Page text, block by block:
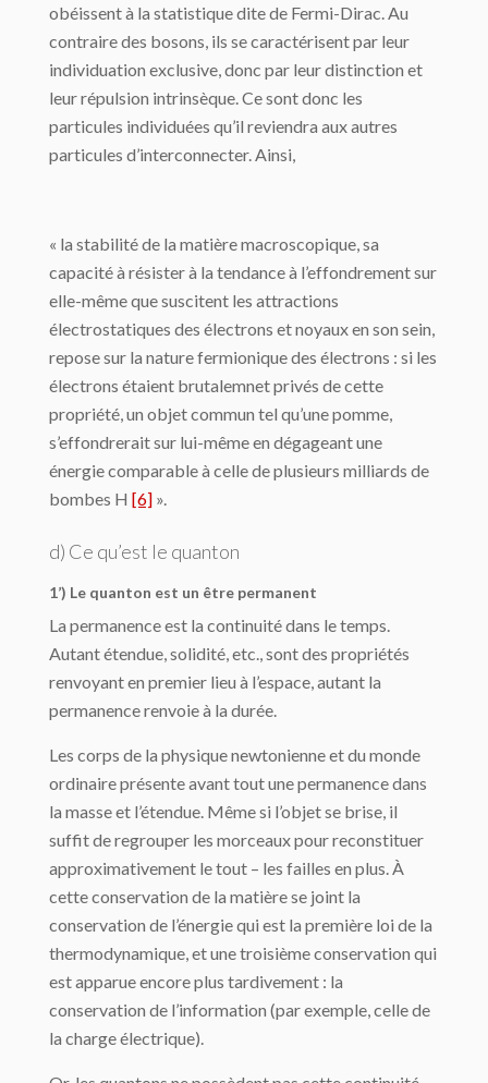
obéissent à la statistique dite de Fermi-Dirac. Au
contraire des bosons, ils se caractérisent par leur
individuation exclusive, donc par leur distinction et
leur répulsion intrinsèque. Ce sont donc les
particules individuées qu’il reviendra aux autres
particules d’interconnecter. Ainsi,
« la stabilité de la matière macroscopique, sa
capacité à résister à la tendance à l’effondrement sur
elle-même que suscitent les attractions
électrostatiques des électrons et noyaux en son sein,
repose sur la nature fermionique des électrons : si les
électrons étaient brutalemnet privés de cette
propriété, un objet commun tel qu’une pomme,
s’effondrerait sur lui-même en dégageant une
énergie comparable à celle de plusieurs milliards de
bombes H [6] ».
d) Ce qu’est le quanton
1’) Le quanton est un être permanent
La permanence est la continuité dans le temps.
Autant étendue, solidité, etc., sont des propriétés
renvoyant en premier lieu à l’espace, autant la
permanence renvoie à la durée.
Les corps de la physique newtonienne et du monde
ordinaire présente avant tout une permanence dans
la masse et l’étendue. Même si l’objet se brise, il
suffit de regrouper les morceaux pour reconstituer
approximativement le tout – les failles en plus. À
cette conservation de la matière se joint la
conservation de l’énergie qui est la première loi de la
thermodynamique, et une troisième conservation qui
est apparue encore plus tardivement : la
conservation de l’information (par exemple, celle de
la charge électrique).